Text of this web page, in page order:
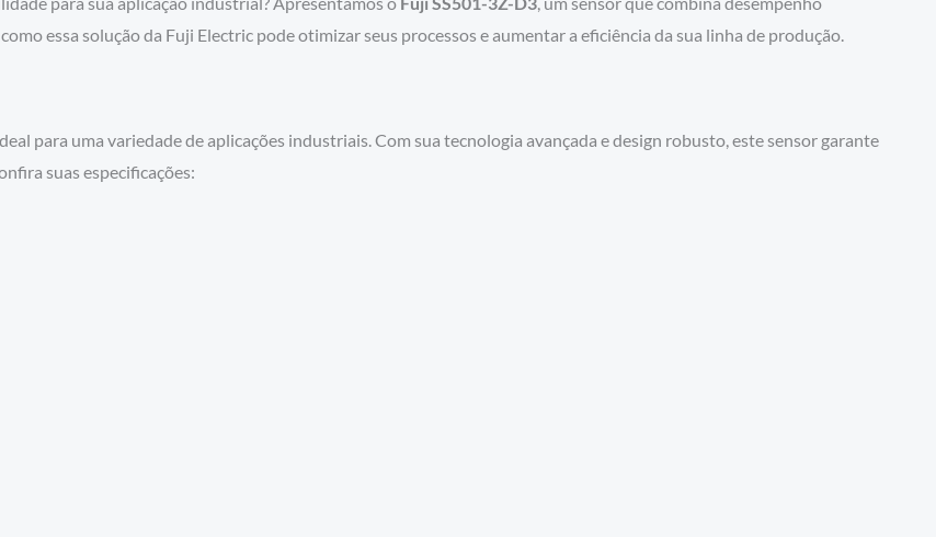
essa solução da Fuji Electric pode otimizar seus processos e aumentar a eficiência da sua linha de produção.
para uma variedade de aplicações industriais. Com sua tecnologia avançada e design robusto, este sensor garante
suas especificações: